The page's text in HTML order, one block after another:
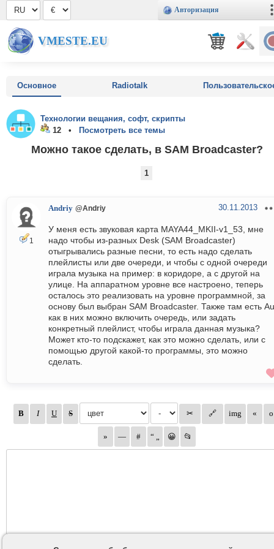
Авторизация
VMESTE.EU
Основное Radiotalk
Технологии вещания, софт, скрипты
12 •
Посмотреть все темы
Можно такое сделать, в SAM Broadcaster?
1
1
Andriy @Andriy 30.11.2013
У меня есть звуковая карта MAYA44_MKII-v1_53, мне
надо чтобы из-разных Desk (SAM Broadcaster)
отыгрывались разные песни, то есть надо сделать
плейлисты или две очереди, и чтобы с одной очереди
играла музыка на пример: в коридоре, а с другой на
улице. На аппаратном уровне все настроено, теперь
осталось это реализовать на уровне программной, за
основу был выбран SAM Broadcaster. Также там есть
как в них можно включить очередь, или задать
конкретный плейлист, чтобы играла данная музыка?
Может кто-то подскажет, как это можно сделать, или с
помощью другой какой-то программы, это можно
сделать.